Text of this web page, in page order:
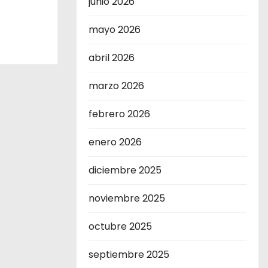
mayo 2026
abril 2026
marzo 2026
febrero 2026
enero 2026
diciembre 2025
noviembre 2025
octubre 2025
septiembre 2025